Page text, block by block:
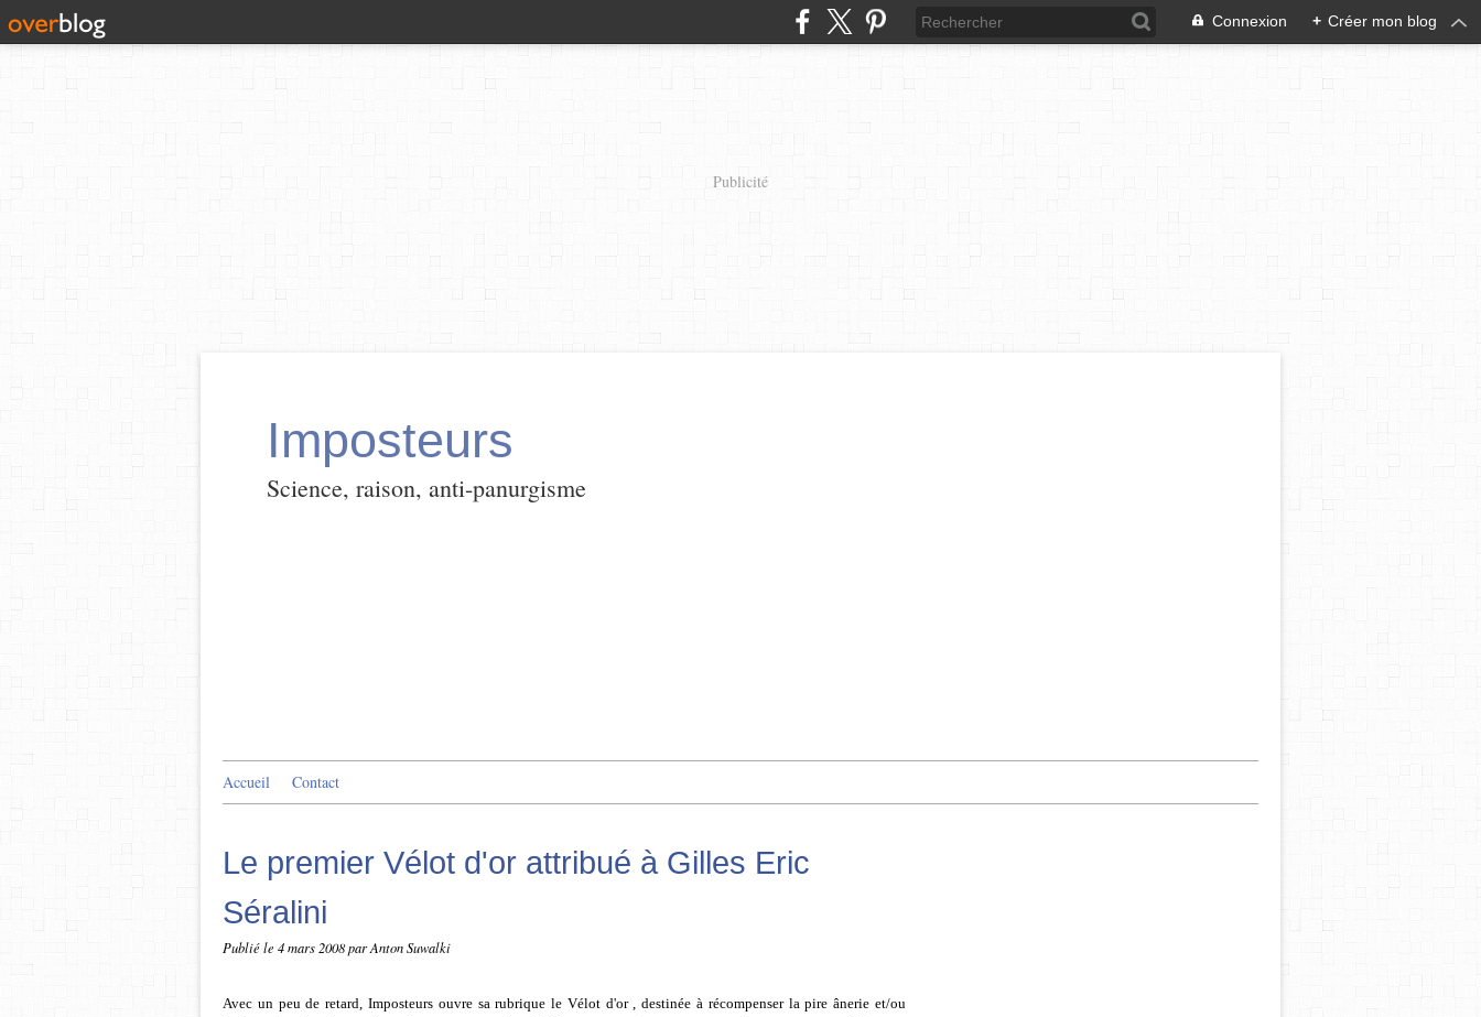
Connexion + Créer mon blog
Publicité
Imposteurs
Science, raison, anti-panurgisme
Accueil Contact
Le premier Vélot d'or attribué à Gilles Eric
Séralini
Publié le 4 mars 2008par Anton Suwalki
Avec un peu de retard, Imposteurs ouvre sa rubrique le Vélot d'or , destinée à récompenser la pire ânerie et/ou